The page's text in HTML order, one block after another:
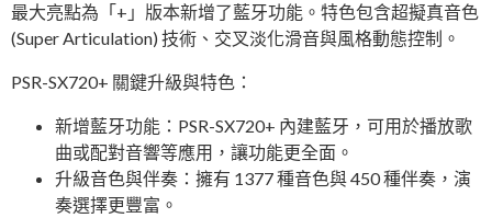
最大亮點為「+」版本新增了藍牙功能。特色包含超擬真音色
(Super Articulation) 技術、交叉淡化滑音與風格動態控制。
PSR-SX720+ 關鍵升級與特色：
新增藍牙功能：PSR-SX720+ 內建藍牙，可用於播放歌
曲或配對音響等應用，讓功能更全面。
升級音色與伴奏：擁有 1377 種音色與 450 種伴奏，演
奏選擇更豐富。